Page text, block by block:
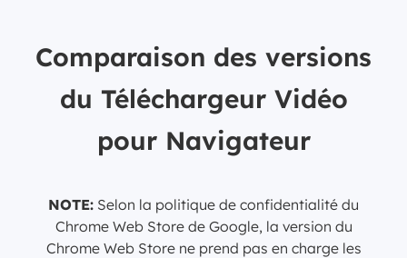
Comparaison des versions
du Téléchargeur Vidéo
pour Navigateur
NOTE: Selon la politique de confidentialité du
Chrome Web Store de Google, la version du
Chrome Web Store ne prend pas en charge les